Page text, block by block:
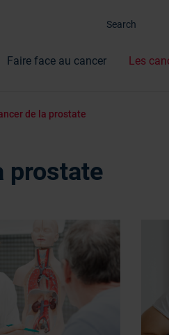
Faire face au cancer Les
de la prostate
prostate